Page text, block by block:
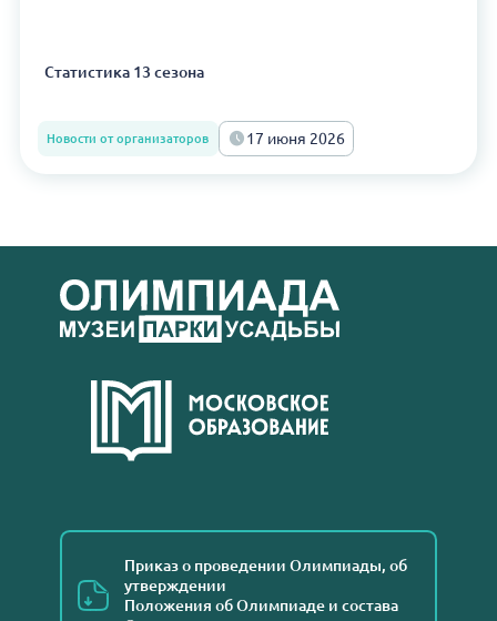
Статистика 13 сезона
Новости от организаторов 17 июня 2026
Приказ о проведении Олимпиады, об
утверждении
Положения об Олимпиаде и состава